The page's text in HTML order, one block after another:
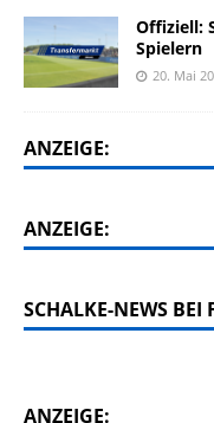
Offiziell:
Spielern
20. Mai
ANZEIGE:
ANZEIGE:
SCHALKE-NEWS BEI
ANZEIGE: